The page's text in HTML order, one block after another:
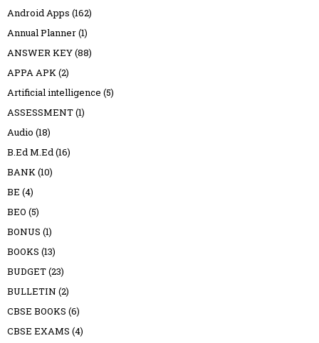
Android Apps (162)
Annual Planner(1)
ANSWER KEY(88)
APPA APK(2)
Artificial intelligence (5)
ASSESSMENT(1)
Audio (18)
B.Ed M.Ed(16)
BANK(10)
BE (4)
BEO (5)
BONUS (1)
BOOKS (13)
BUDGET(23)
BULLETIN (2)
CBSE BOOKS (6)
CBSE EXAMS (4)